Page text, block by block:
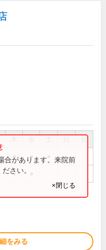
祝
● ●
●
合があります。来院前
さい。
×閉じる
をみる